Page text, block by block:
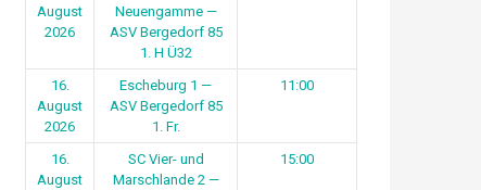
August
2026
Neuengamme —
ASV Bergedorf 85
1. H Ü32
16.
August
2026
Escheburg 1 —
ASV Bergedorf 85
1. Fr.
11:00
16.
August
SC Vier- und
Marschlande 2 —
15:00